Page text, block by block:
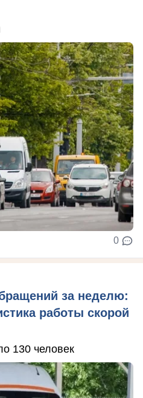
0
за неделю:
работы скорой
130 человек